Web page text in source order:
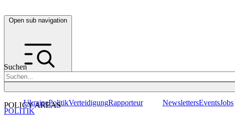
Open sub navigation
Suchen
POLICY AREAS
UkrainePolitikVerteidigungRapporteur NewslettersEventsJobs
POLITIK